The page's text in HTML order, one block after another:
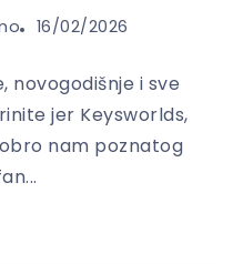
16/02/2026
novogodišnje i sve
jer Keysworlds,
nam poznatog